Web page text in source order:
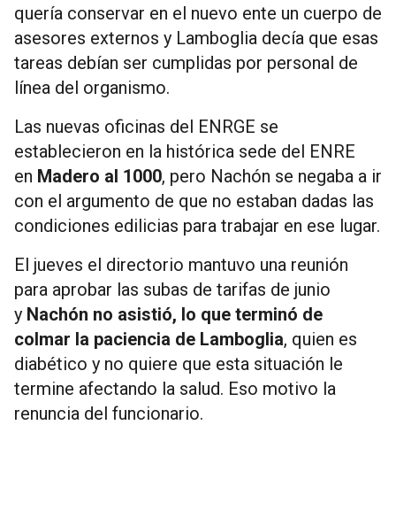
quería conservar en el nuevo ente un cuerpo de
asesores externos y Lamboglia decía que esas
tareas debían ser cumplidas por personal de
línea del organismo.
Las nuevas oficinas del ENRGE se
establecieron en la histórica sede del ENRE
en Madero al 1000, pero Nachón se negaba a ir
con el argumento de que no estaban dadas las
condiciones edilicias para trabajar en ese lugar.
El jueves el directorio mantuvo una reunión
para aprobar las subas de tarifas de junio
y Nachón no asistió, lo que terminó de
colmar la paciencia de Lamboglia, quien es
diabético y no quiere que esta situación le
termine afectando la salud. Eso motivo la
renuncia del funcionario.